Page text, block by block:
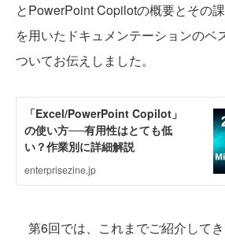
とPowerPoint Copilotの概要とその
を用いたドキュメンテーションのベ
ついてお伝えしました。
第6回では、これまでご紹介して